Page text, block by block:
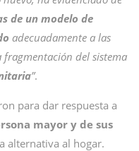
de un modelo de
adecuadamente a las
fragmentación del sistema
”.
para dar respuesta a
mayor y de sus
alternativa al hogar.